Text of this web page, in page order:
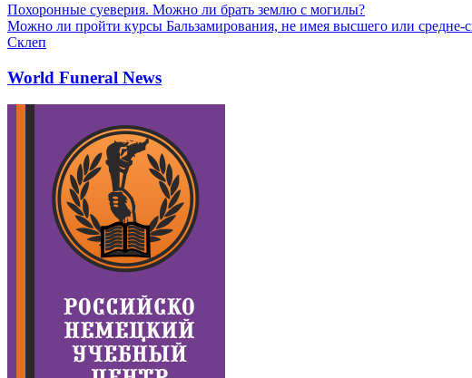
Похоронные суеверия. Можно ли брать землю с могилы?
Можно ли пройти курсы Бальзамирования, не имея высшего или средне-
Склеп
World Funeral News